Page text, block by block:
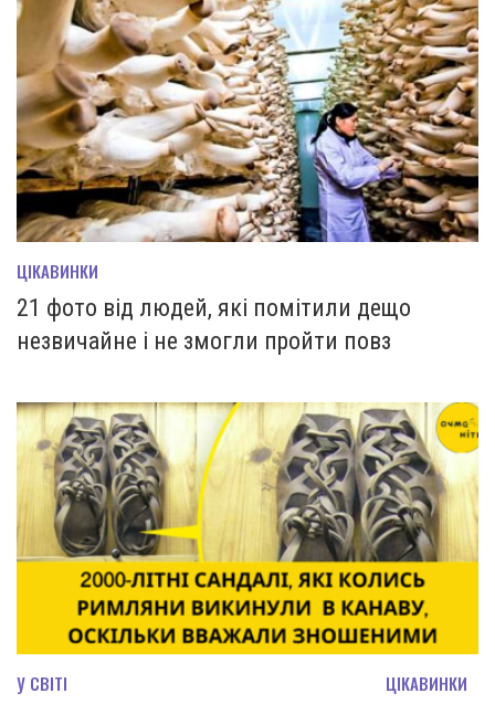
ЦІКАВИНКИ
21 фото від людей, які помітили дещо
незвичайне і не змогли пройти повз
У СВІТІ ЦІКАВИНКИ